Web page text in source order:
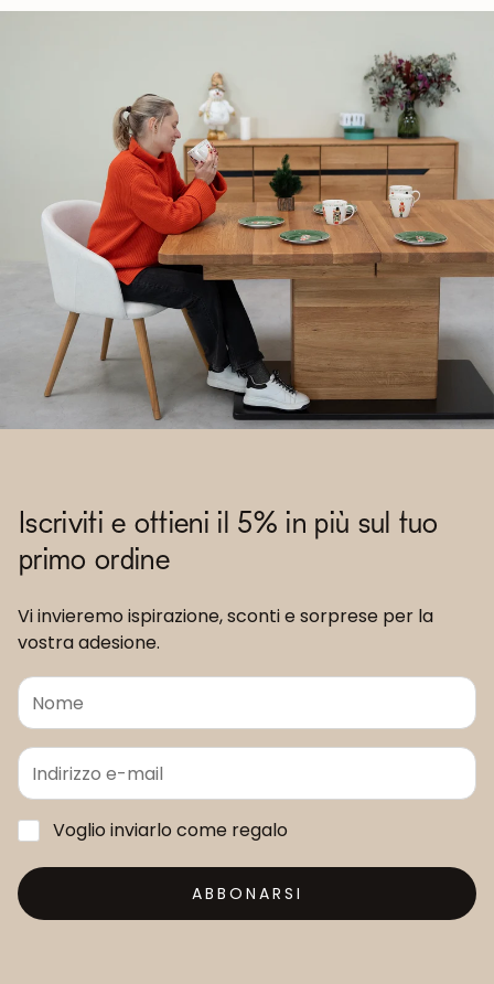
Iscriviti e ottieni il 5% in più sul tuo
primo ordine
Vi invieremo ispirazione, sconti e sorprese per la
vostra adesione.
Voglio inviarlo come regalo
ABBONARSI